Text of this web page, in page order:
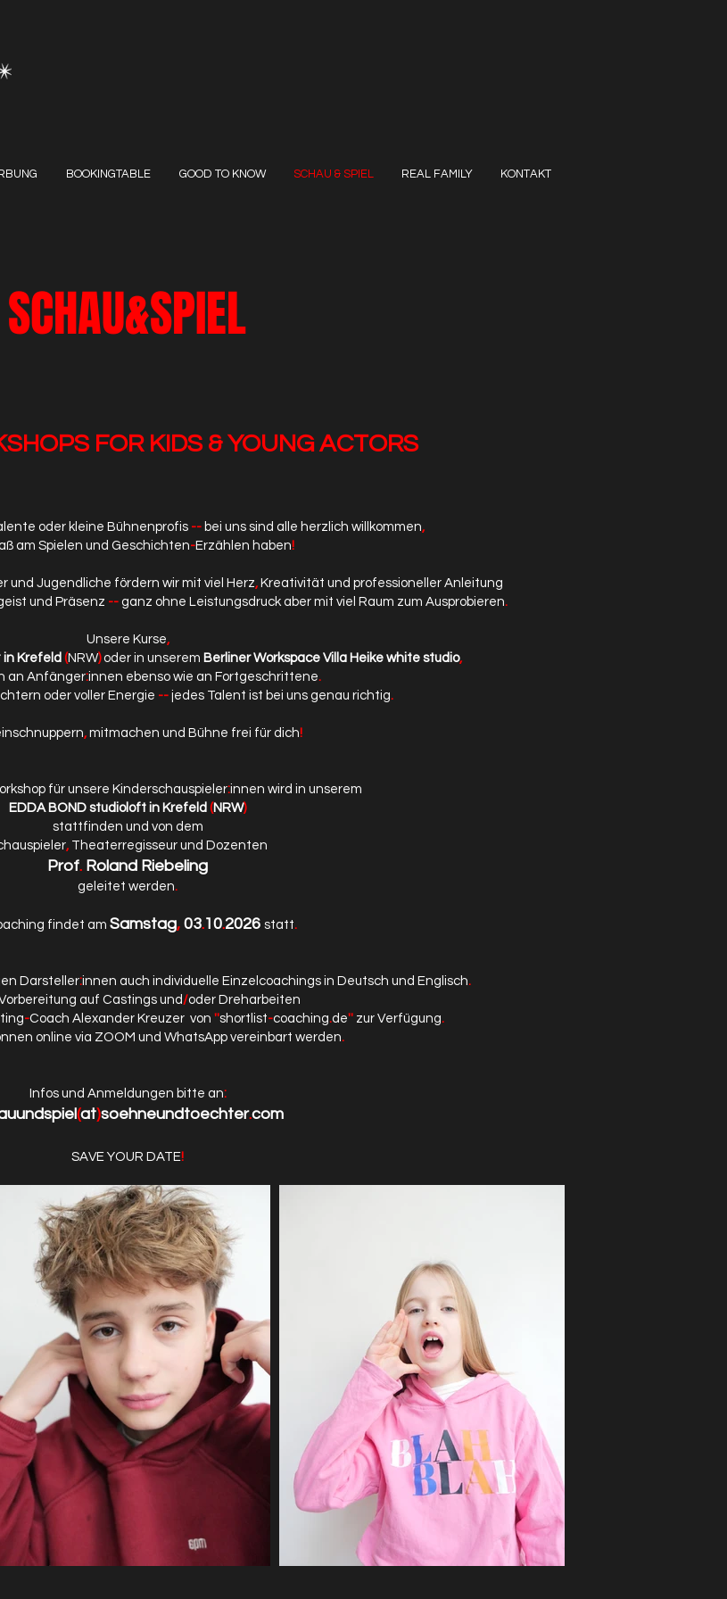
BOOKINGTABLE GOOD TO KNOW SCHAU & SPIEL REAL FAMILY KONTAKT
SCHAU&SPIEL
FOR KIDS & YOUNG ACTORS
oder kleine Bühnenprofis -- bei uns sind alle herzlich willkommen,
am Spielen und Geschichten-Erzählen haben!
und Jugendliche fördern wir mit viel Herz, Kreativität und professioneller Anleitung
und Präsenz -- ganz ohne Leistungsdruck aber mit viel Raum zum Ausprobieren.
Unsere Kurse,
in Krefeld (NRW)oder in unserem Berliner Workspace Villa Heike white studio,
an Anfänger:innen ebenso wie an Fortgeschrittene.
oder voller Energie -- jedes Talent ist bei uns genau richtig.
, mitmachen und Bühne frei für dich!
für unsere Kinderschauspieler:innen wird in unserem
EDDA BOND studioloft in Krefeld (NRW)
stattfinden und von dem
,Theaterregisseur und Dozenten
Prof. Roland Riebeling
geleitet werden.
findet am Samstag,03.10.2026 statt.
Darsteller:innen auch individuelle Einzelcoachings in Deutsch und Englisch.
auf Castings und/oder Dreharbeiten
-Coach Alexander Kreuzer von ''shortlist-coaching.de'' zur Verfügung.
online via ZOOM und WhatsApp vereinbart werden.
Infos und Anmeldungen bitte an:
(at)soehneundtoechter.com
SAVE YOUR DATE!